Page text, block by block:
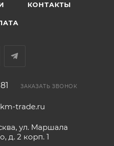
КОНТАКТЫ
ЗАКАЗАТЬ ЗВОНОК
trade.ru
ул. Маршала
д. 2 корп. 1